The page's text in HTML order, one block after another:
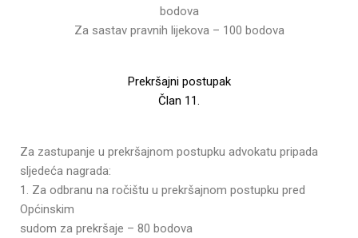
bodova
Za sastav pravnih lijekova – 100 bodova
Prekršajni postupak
Član 11.
Za zastupanje u prekršajnom postupku advokatu pripada
sljedeća nagrada:
1. Za odbranu na ročištu u prekršajnom postupku pred
Općinskim
sudom za prekršaje – 80 bodova